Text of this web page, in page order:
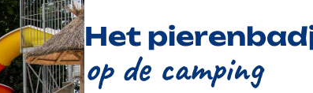
Het
op de camping